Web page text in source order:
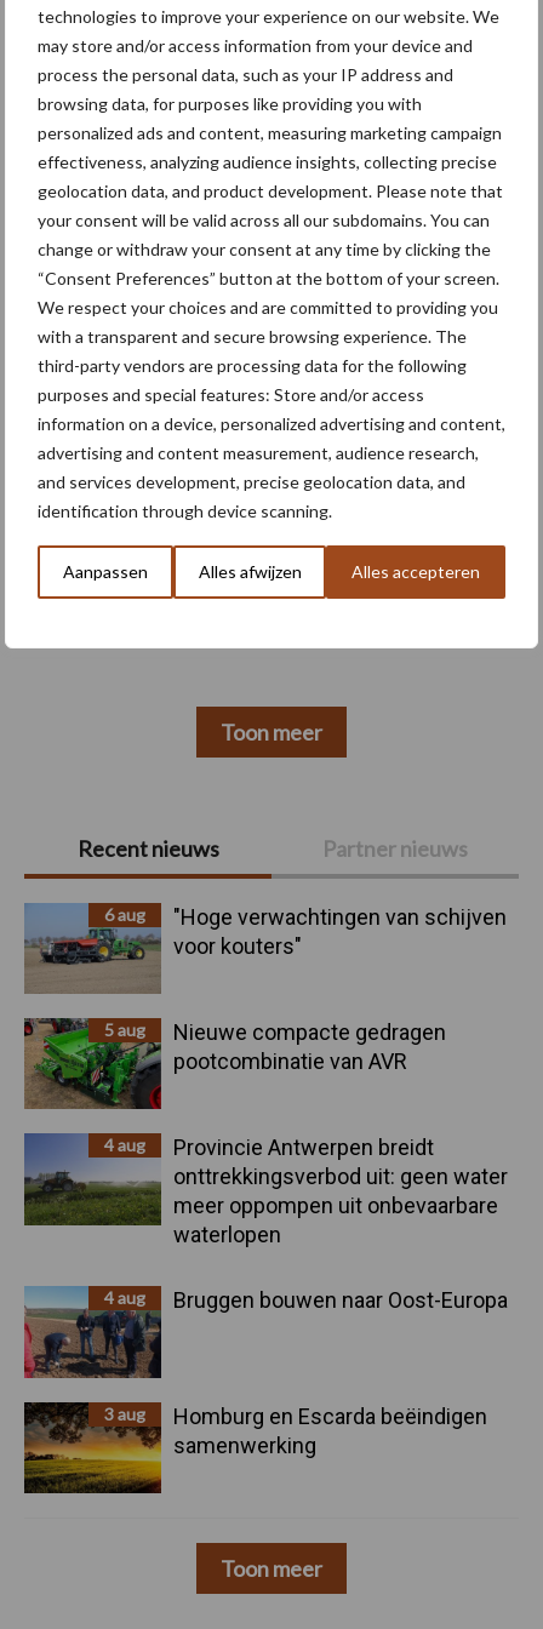
technologies to improve your experience on our website. We
may store and/or access information from your device and
process the personal data, such as your IP address and
browsing data, for purposes like providing you with
personalized ads and content, measuring marketing campaign
effectiveness, analyzing audience insights, collecting precise
geolocation data, and product development. Please note that
your consent will be valid across all our subdomains. You can
change or withdraw your consent at any time by clicking the
“Consent Preferences” button at the bottom of your screen.
We respect your choices and are committed to providing you
with a transparent and secure browsing experience. The
third-party vendors are processing data for the following
purposes and special features: Store and/or access
information on a device, personalized advertising and content,
advertising and content measurement, audience research,
and services development, precise geolocation data, and
identification through device scanning.
Aanpassen Alles afwijzen Alles accepteren
Primaire
Sidebar
Recent nieuws Partner nieuws
6 aug
"Hoge verwachtingen van schijven
voor kouters"
5 aug
Nieuwe compacte gedragen
pootcombinatie van AVR
4 aug
Provincie Antwerpen breidt
onttrekkingsverbod uit: geen water
meer oppompen uit onbevaarbare
waterlopen
4 aug Bruggen bouwen naar Oost-Europa
3 aug
Homburg en Escarda beëindigen
samenwerking
Toon meer
gedragen pootcombinatie
van AVR
Provincie Antwerpen breidt
onttrekkingsverbod uit:
geen water meer
oppompen uit onbevaarbare
waterlopen
Meer lezen over:
Maak uw keuze
Machines Duurzaamheid
Toon meer